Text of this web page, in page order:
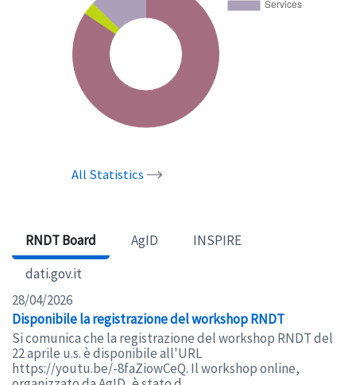
All Statistics
RNDT Board AgID
INSPIRE
dati.gov.it
28/04/2026
Disponibile la registrazione del workshop RNDT
Si comunica che la registrazione del workshop RNDT del
22 aprile u.s. è disponibile all'URL
https://youtu.be/-8faZiowCeQ. Il workshop online,